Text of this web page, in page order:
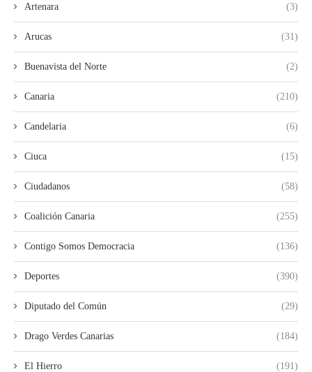
Artenara (3)
Arucas (31)
Buenavista del Norte (2)
Canaria (210)
Candelaria (6)
Ciuca (15)
Ciudadanos (58)
Coalición Canaria (255)
Contigo Somos Democracia (136)
Deportes (390)
Diputado del Común (29)
Drago Verdes Canarias (184)
El Hierro (191)